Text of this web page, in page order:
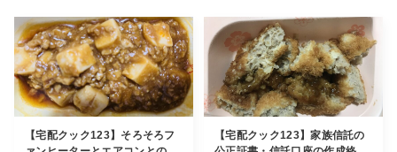
【宅配クック123】そろそろフ
【宅配クック123】家族信託の